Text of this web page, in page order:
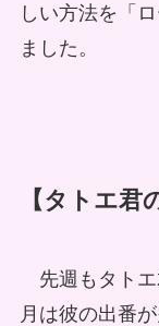
しい方法を「
ました。
【タトエ君
先週もタトエ
月は彼の出番